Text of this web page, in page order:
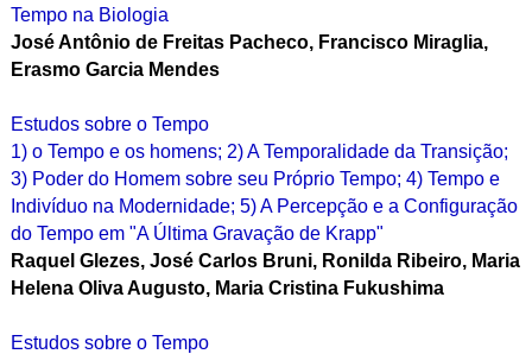
Tempo na Biologia
José Antônio de Freitas Pacheco, Francisco Miraglia,
Erasmo Garcia Mendes
Estudos sobre o Tempo
1) o Tempo e os homens; 2) A Temporalidade da Transição;
3) Poder do Homem sobre seu Próprio Tempo; 4) Tempo e
Indivíduo na Modernidade; 5) A Percepção e a Configuração
do Tempo em "A Última Gravação de Krapp"
Raquel Glezes, José Carlos Bruni, Ronilda Ribeiro, Maria
Helena Oliva Augusto, Maria Cristina Fukushima
Estudos sobre o Tempo